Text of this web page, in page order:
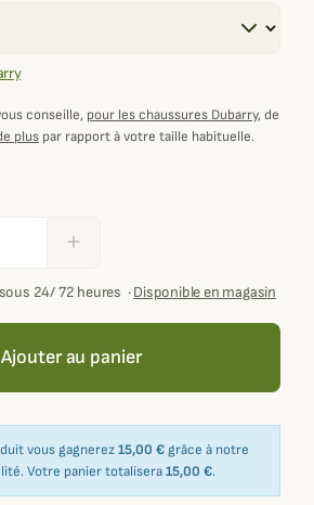
conseille, pour les chaussures Dubarry, de
plus par rapport à votre taille habituelle.
add
24/ 72 heures ·Disponible en magasin
Ajouter au panier
vous gagnerez15,00 € grâce à notre
Votre panier totalisera15,00 €.